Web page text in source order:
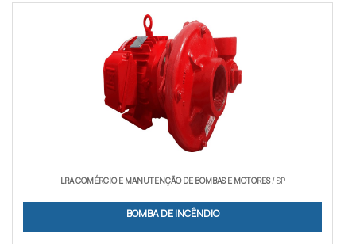
LRA COMÉRCIO E MANUTENÇÃO DE BOMBAS E MOTORES/ SP
BOMBA DE INCÊNDIO